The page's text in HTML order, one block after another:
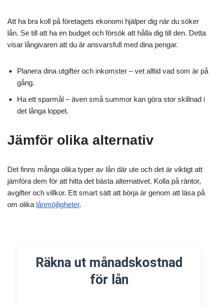
Att ha bra koll på företagets ekonomi hjälper dig när du söker
lån. Se till att ha en budget och försök att hålla dig till den. Detta
visar långivaren att du är ansvarsfull med dina pengar.
Planera dina utgifter och inkomster – vet alltid vad som är på
gång.
Ha ett sparmål – även små summor kan göra stor skillnad i
det långa loppet.
Jämför olika alternativ
Det finns många olika typer av lån där ute och det är viktigt att
jämföra dem för att hitta det bästa alternativet. Kolla på räntor,
avgifter och villkor. Ett smart sätt att börja är genom att läsa på
om olika lånmöjligheter.
Räkna ut månadskostnad
för lån